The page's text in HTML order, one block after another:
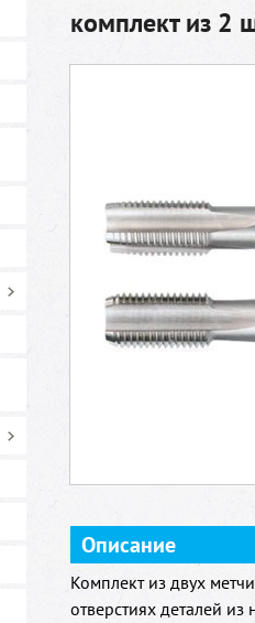
комплект из 2
Описание
Комплект из двух
отверстиях деталей